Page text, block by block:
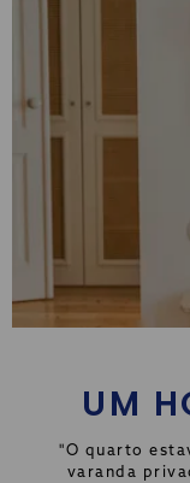
UM
"O quarto
varanda